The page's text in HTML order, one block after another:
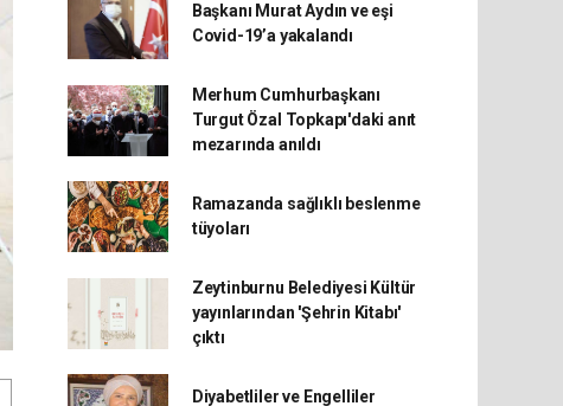
Başkanı Murat Aydın ve eşi
Covid-19’a yakalandı
Merhum Cumhurbaşkanı
Turgut Özal Topkapı'daki anıt
mezarında anıldı
Ramazanda sağlıklı beslenme
tüyoları
Zeytinburnu Belediyesi Kültür
yayınlarından 'Şehrin Kitabı'
çıktı
Diyabetliler ve Engelliler